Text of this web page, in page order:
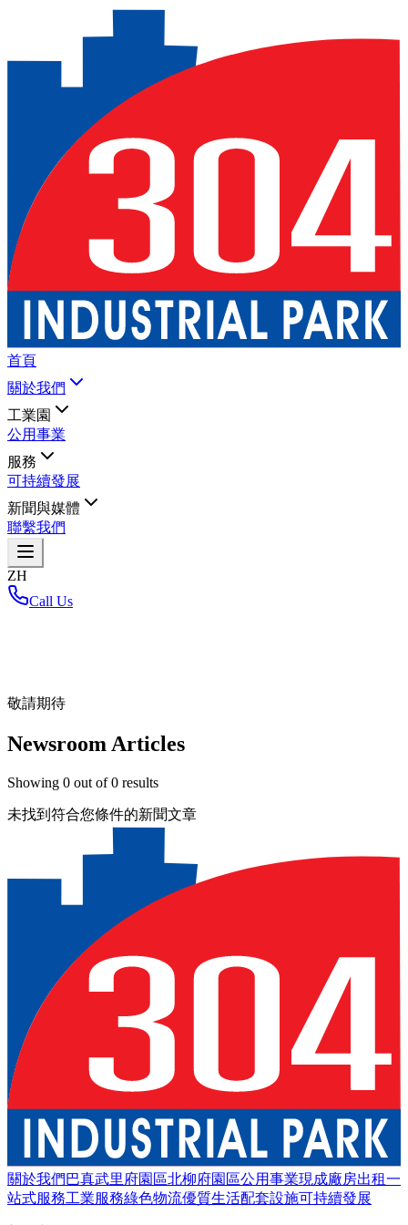
首頁
關於我們
工業園
公用事業
服務
可持續發展
新聞與媒體
聯繫我們
ZH
Call Us
敬請期待
Newsroom Articles
Showing 0 out of0 results
未找到符合您條件的新聞文章
關於我們 巴真武里府園區北柳府園區公用事業現成廠房出租一
站式服務工業服務綠色物流優質生活配套設施可持續發展